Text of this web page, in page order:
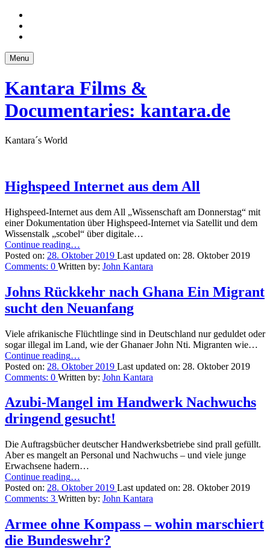
content
footer
Menu
Kantara Films &
Documentaries: kantara.de
Kantara´s World
Highspeed Internet aus dem All
Highspeed-Internet aus dem All „Wissenschaft am Donnerstag“ mit
einer Dokumentation über Highspeed-Internet via Satellit und dem
Wissenstalk „scobel“ über digitale…
Continue reading“Highspeed
Internet
aus
All”
…
Posted on: 28. Oktober 2019 Last updated on: 28. Oktober 2019
Comments: 0 Written by: John Kantara
Johns Rückkehr nach Ghana Ein Migrant
sucht den Neuanfang
Viele afrikanische Flüchtlinge sind in Deutschland nur geduldet oder
sogar illegal im Land, wie der Ghanaer John Nti. Migranten wie…
Continue reading“Johns
Rückkehr
nach
Ein
Migrant
sucht
Neuanfang”
…
Posted on: 28. Oktober 2019 Last updated on: 28. Oktober 2019
Comments: 0 Written by: John Kantara
Azubi-Mangel im Handwerk Nachwuchs
dringend gesucht!
Die Auftragsbücher deutscher Handwerksbetriebe sind prall gefüllt.
Aber es mangelt an Personal und Nachwuchs – und viele junge
Erwachsene hadern…
Continue reading“Azubi-
Mangel
im
Nachwuchs
dringend
gesucht!”
…
Posted on: 28. Oktober 2019 Last updated on: 28. Oktober 2019
Comments: 3 Written by: John Kantara
Armee ohne Kompass – wohin marschiert
die Bundeswehr?